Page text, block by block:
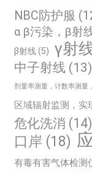
NBC防护服
α β污染，β射
β射线(5) γ射
中子射线 (13)
剂量率测量，计数率测量
区域辐射监测，实
危化洗消 (14)
口岸 (18)
有毒有害气体检测